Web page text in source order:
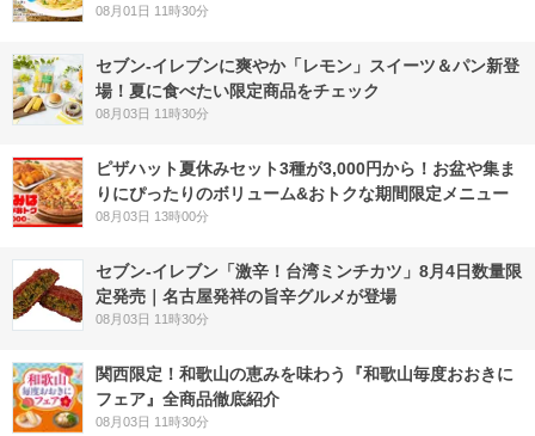
08月01日 11時30分
セブン‐イレブンに爽やか「レモン」スイーツ＆パン新登
場！夏に食べたい限定商品をチェック
08月03日 11時30分
ピザハット夏休みセット3種が3,000円から！お盆や集ま
りにぴったりのボリューム&おトクな期間限定メニュー
08月03日 13時00分
セブン-イレブン「激辛！台湾ミンチカツ」8月4日数量限
定発売｜名古屋発祥の旨辛グルメが登場
08月03日 11時30分
関西限定！和歌山の恵みを味わう『和歌山毎度おおきに
フェア』全商品徹底紹介
08月03日 11時30分